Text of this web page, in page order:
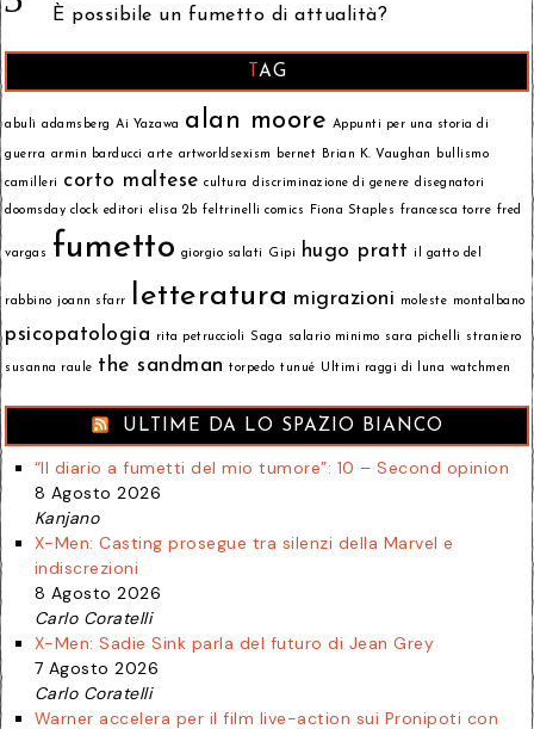
È possibile un fumetto di attualità?
TAG
abulì adamsberg Ai Yazawa alan moore Appunti per una storia di
guerra armin barducci arte artworldsexism bernet Brian K. Vaughan bullismo
camilleri corto maltese cultura discriminazione di genere disegnatori
doomsday clock editori elisa 2b feltrinelli comics Fiona Staples francesca torre fred
vargas fumetto giorgio salati Gipi hugo pratt il gatto del
rabbino joann sfarr letteratura migrazioni moleste montalbano
psicopatologia rita petruccioli Saga salario minimo sara pichelli straniero
susanna raule the sandman torpedo tunué Ultimi raggi di luna watchmen
ULTIME DA LO SPAZIO BIANCO
“Il diario a fumetti del mio tumore”: 10 – Second opinion
8 Agosto 2026
Kanjano
X-Men: Casting prosegue tra silenzi della Marvel e
indiscrezioni
8 Agosto 2026
Carlo Coratelli
X-Men: Sadie Sink parla del futuro di Jean Grey
7 Agosto 2026
Carlo Coratelli
Warner accelera per il film live-action sui Pronipoti con